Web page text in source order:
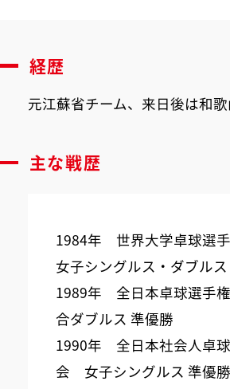
経歴
元江蘇省チーム、来日後は和歌
主な戦歴
1984年 世界大学卓球選
女子シングルス・ダブル
1989年 全日本卓球選手
合ダブルス 準優勝
1990年 全日本社会人卓
会 女子シングルス 準優勝